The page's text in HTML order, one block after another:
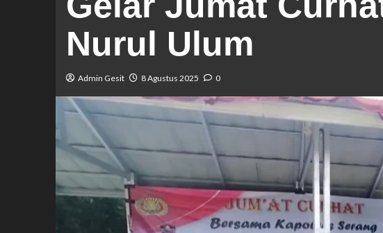
Nurul Ulum
Admin Gesit 8 Agustus 2025 0